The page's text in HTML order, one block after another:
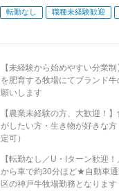
転勤なし 職種未経験歓迎
【未経験から始めやすい分業
を肥育する牧場にてブランド
願いします
【農業未経験の方、大歓迎！
がしたい方・生き物が好きな
定可）
【転勤なし／U・Iターン歓迎
から車で約30分ほど★自動車
区の神戸牛牧場勤務となりま